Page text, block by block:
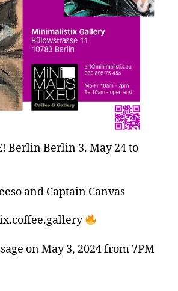
Berlin Berlin 3. May 24 to
and Captain Canvas
on May 3, 2024 from 7PM